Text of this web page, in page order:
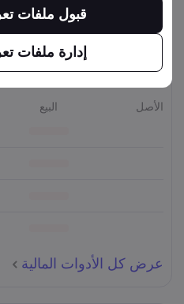
أدوات مالية ذات صلة
الأصل البيع
عرض كل الأدوات المالية
قبول ملفات
إدارة ملفات